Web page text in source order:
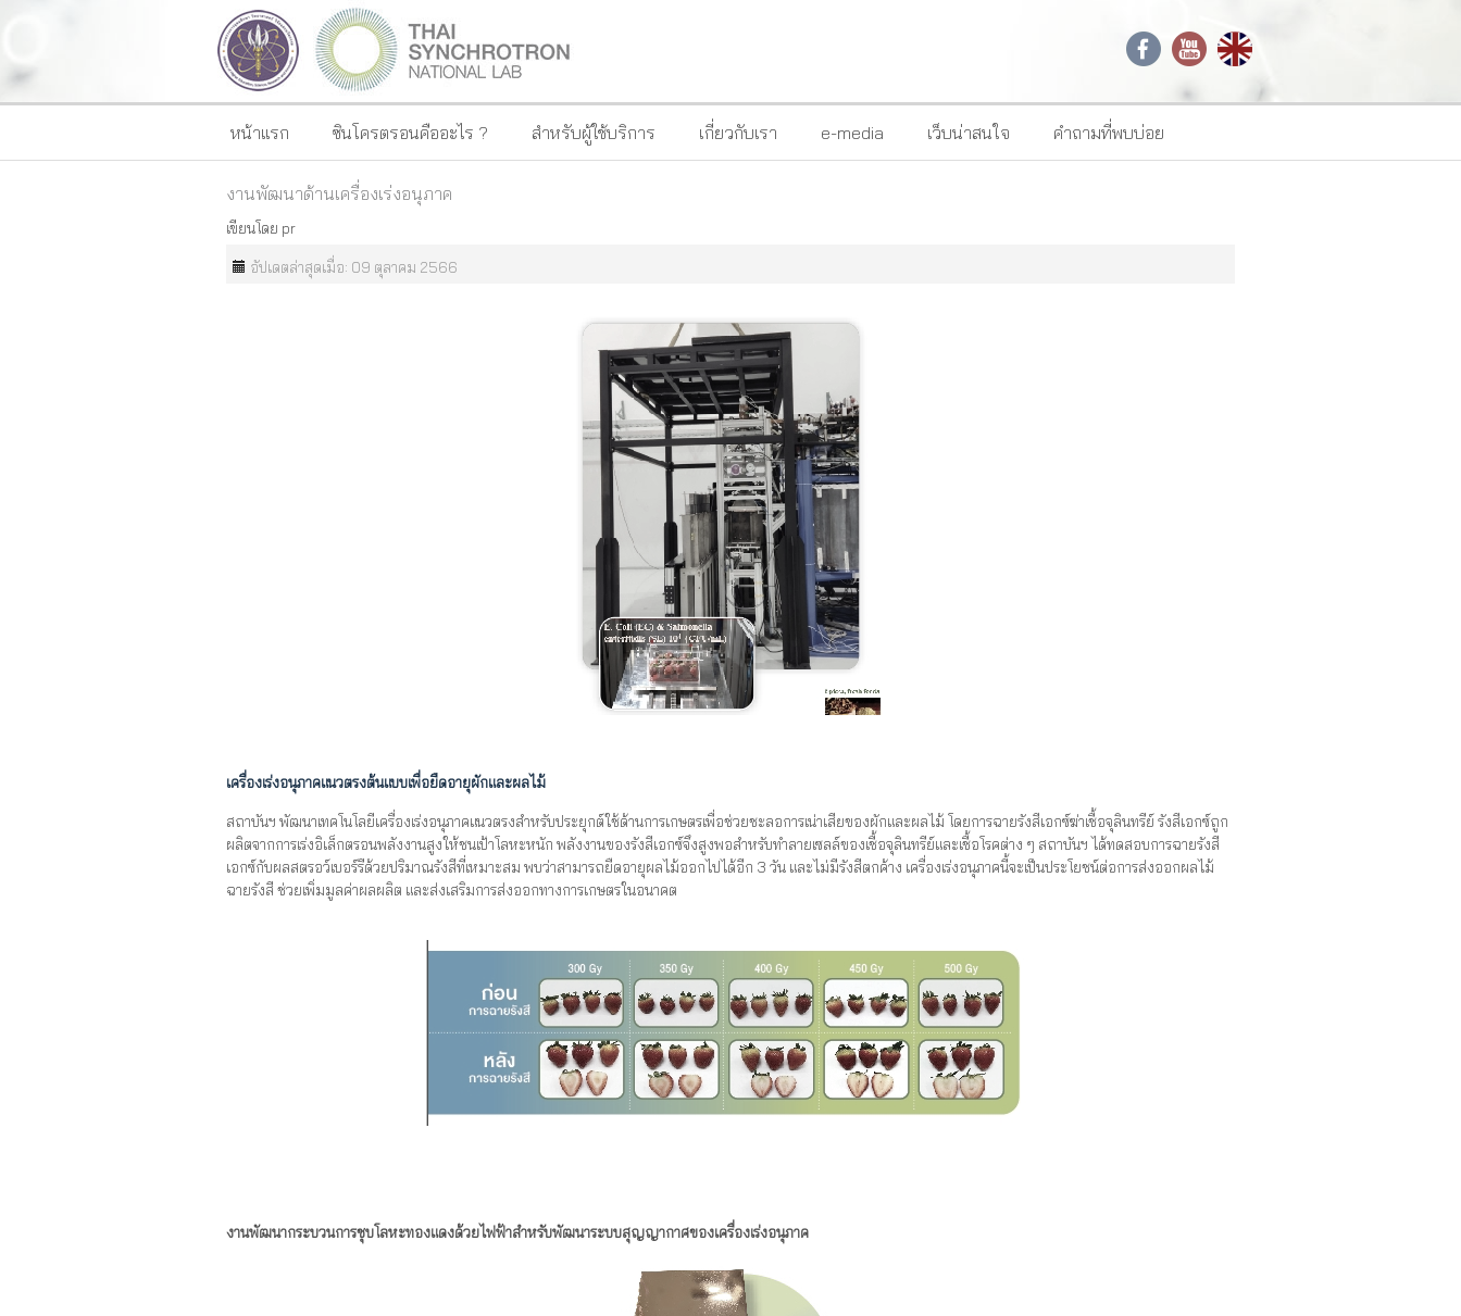
หน้าแรก ซินโครตรอนคืออะไร ? สำหรับผู้ใช้บริการ เกี่ยวกับเรา e-media เว็บน่าสนใจ คำถามที่พบบ่อย
งานพัฒนาด้านเครื่องเร่งอนุภาค
เขียนโดย pr
อัปเดตล่าสุดเมื่อ: 09 ตุลาคม 2566
เครื่องเร่งอนุภาคแนวตรงต้นแบบเพื่อยืดอายุผักและผลไม้
สถาบันฯ พัฒนาเทคโนโลยีเครื่องเร่งอนุภาคแนวตรงสำหรับประยุกต์ใช้ด้านการเกษตรเพื่อช่วยชะลอการเน่าเสียของผักและผลไม้ โดยการฉายรังสีเอกซ์ฆ่าเชื้อจุลินทรีย์ รังสีเอกซ์ถูก
ผลิตจากการเร่งอิเล็กตรอนพลังงานสูงให้ชนเป้าโลหะหนัก พลังงานของรังสีเอกซ์จึงสูงพอสำหรับทำลายเซลล์ของเชื้อจุลินทรีย์และเชื้อโรคต่าง ๆ สถาบันฯ ได้ทดสอบการฉายรังสี
เอกซ์กับผลสตรอว์เบอร์รีด้วยปริมาณรังสีที่เหมาะสม พบว่าสามารถยืดอายุผลไม้ออกไปได้อีก 3 วัน และไม่มีรังสีตกค้าง เครื่องเร่งอนุภาคนี้จะเป็นประโยชน์ต่อการส่งออกผลไม้
ฉายรังสี ช่วยเพิ่มมูลค่าผลผลิต และส่งเสริมการส่งออกทางการเกษตรในอนาคต
งานพัฒนากระบวนการชุบโลหะทองแดงด้วยไฟฟ้าสำหรับพัฒนาระบบสุญญากาศของเครื่องเร่งอนุภาค